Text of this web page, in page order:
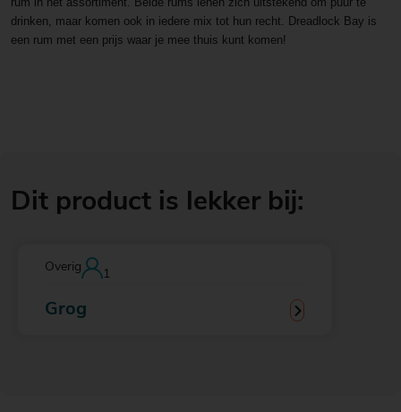
drinken, maar komen ook in iedere mix tot hun recht. Dreadlock Bay is
een rum met een prijs waar je mee thuis kunt komen!
Dit product is lekker bij:
Overig
1
Grog